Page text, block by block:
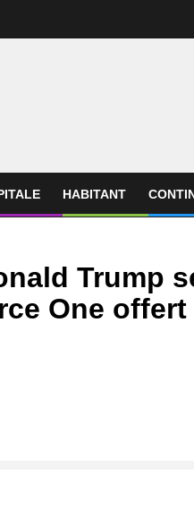
HABITANT
Trump
One offert